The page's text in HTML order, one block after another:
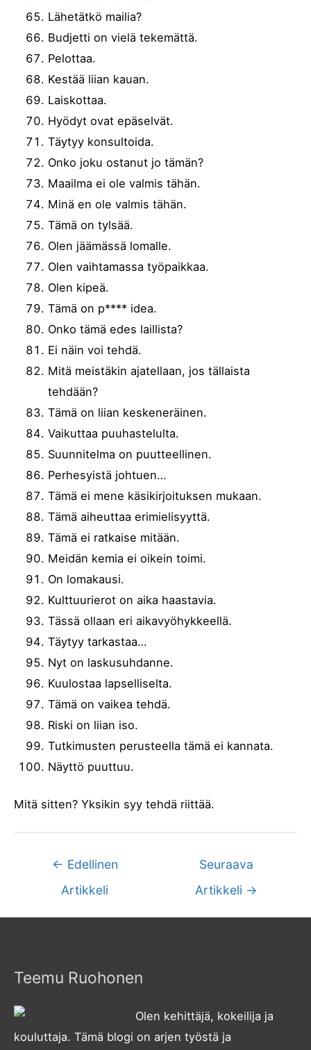
Lähetätkö mailia?
Budjetti on vielä tekemättä.
Pelottaa.
Kestää liian kauan.
Laiskottaa.
Hyödyt ovat epäselvät.
Täytyy konsultoida.
Onko joku ostanut jo tämän?
Maailma ei ole valmis tähän.
Minä en ole valmis tähän.
Tämä on tylsää.
Olen jäämässä lomalle.
Olen vaihtamassa työpaikkaa.
Olen kipeä.
Tämä on p**** idea.
Onko tämä edes laillista?
Ei näin voi tehdä.
Mitä meistäkin ajatellaan, jos tällaista
tehdään?
Tämä on liian keskeneräinen.
Vaikuttaa puuhastelulta.
Suunnitelma on puutteellinen.
Perhesyistä johtuen…
Tämä ei mene käsikirjoituksen mukaan.
Tämä aiheuttaa erimielisyyttä.
Tämä ei ratkaise mitään.
Meidän kemia ei oikein toimi.
On lomakausi.
Kulttuurierot on aika haastavia.
Tässä ollaan eri aikavyöhykkeellä.
Täytyy tarkastaa…
Nyt on laskusuhdanne.
Kuulostaa lapselliselta.
Tämä on vaikea tehdä.
Riski on liian iso.
Tutkimusten perusteella tämä ei kannata.
Näyttö puuttuu.
Mitä sitten? Yksikin syy tehdä riittää.
← Edellinen
Artikkeli
Seuraava
Artikkeli →
Teemu Ruohonen
Olen kehittäjä, kokeilija ja
kouluttaja. Tämä blogi on arjen työstä ja